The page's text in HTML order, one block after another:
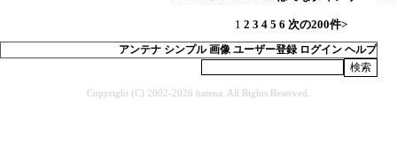
1 2 3 4 5 6 次の200件>
アンテナ シンプル 画像 ユーザー登録 ログイン ヘルプ
Copyright (C) 2002-2026 hatena. All Rights Reserved.